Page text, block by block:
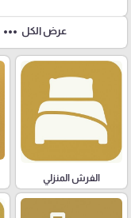
عرض الكل more_horiz
الفرش المنزلي